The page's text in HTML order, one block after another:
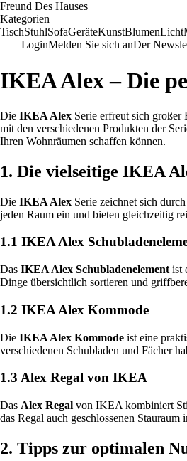
Freund Des Hauses
Kategorien
TischStuhlSofaGeräteKunstBlumenLicht
LoginMelden Sie sich anDer
IKEA Alex – Die
Die IKEA Alex Serie erfreut sich
mit den verschiedenen Produkten der
Ihren Wohnräumen schaffen können.
1. Die vielseitige IKEA
Die IKEA Alex Serie zeichnet sich
jeden Raum ein und bieten gleichzeitig
1.1 IKEA Alex
Das IKEA Alex Schubladenelement ist
Dinge übersichtlich sortieren und
1.2 IKEA Alex Kommode
Die IKEA Alex Kommode ist eine
verschiedenen Schubladen und Fächer
1.3 Alex Regal von IKEA
Das Alex Regal von IKEA kombiniert
das Regal auch geschlossenen
2. Tipps zur optimalen